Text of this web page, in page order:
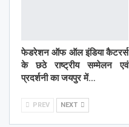
फेडरेशन ऑफ ऑल इंडिया कैटरर्स
के छठे राष्ट्रीय सम्मेलन एवं
प्रदर्शनी का जयपुर में…
PREV NEXT